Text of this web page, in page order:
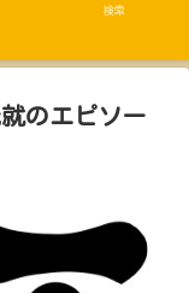
のエピソー
検索